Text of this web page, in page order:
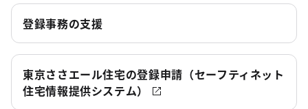
登録事務の支援
東京ささエール住宅の登録申請（セーフティネット
住宅情報提供システム）